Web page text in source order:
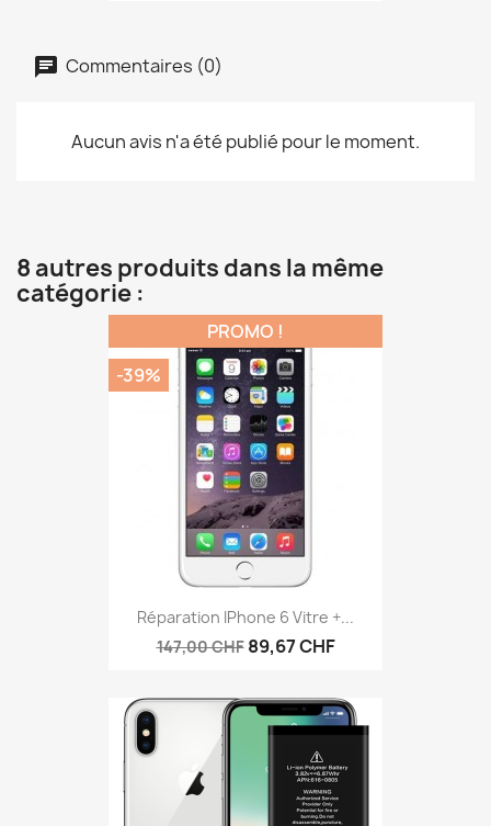
Commentaires (0)
Aucun avis n'a été publié pour le moment.
8 autres produits dans la même
catégorie :
Réparation IPhone 6 Vitre +...
147,00 CHF 89,67 CHF
PROMO !
-39%